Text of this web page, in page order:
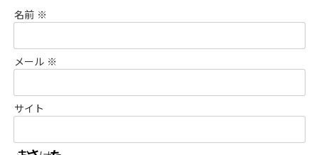
名前 ※
メール ※
サイト